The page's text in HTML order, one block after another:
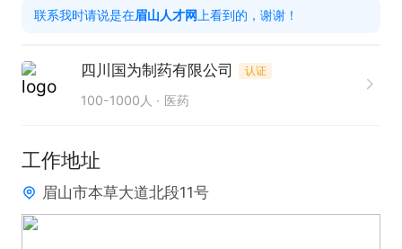
2、身体健康，做事踏实，有责任心，有较强的沟通
联系我时请说是在眉山人才网 上看到的，谢谢！
四川国为制药有限公司 认证
100-1000人 医药
工作地址
眉山市本草大道北段11号